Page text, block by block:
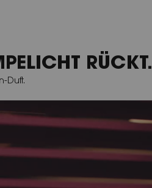
RÜCKT.
Duft.